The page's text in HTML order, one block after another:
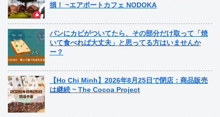
損！ ~エアポートカフェ NODOKA
パンにカビがついてたら、その部分だけ取って「焼
いて食べれば大丈夫」と思ってる方はいませんか
ー？
【Ho Chi Minh】2026年8月25日で閉店：商品販売
は継続 ~ The Cocoa Project